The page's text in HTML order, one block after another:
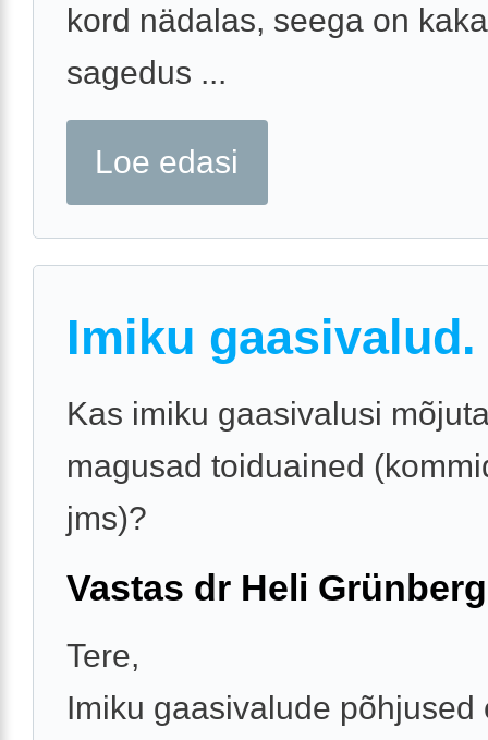
kord nädalas, seega on
sagedus ...
Loe edasi
Imiku gaasivalud.
Kas imiku gaasivalusi
magusad toiduained
jms)?
Vastas dr Heli Grünberg
Tere,
Imiku gaasivalude põhjused